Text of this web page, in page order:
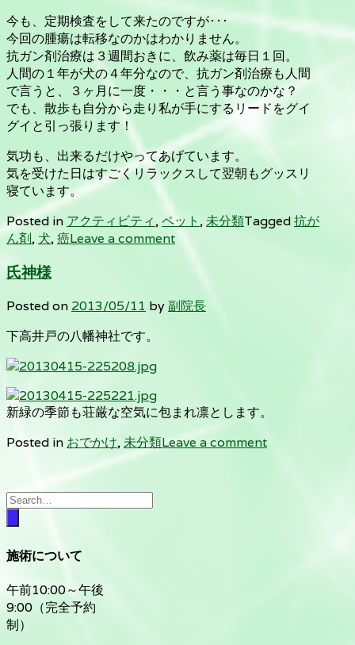
今も、定期検査をして来たのですが･･･
今回の腫瘍は転移なのかはわかりません。
抗ガン剤治療は３週間おきに、飲み薬は毎日１回。
人間の１年が犬の４年分なので、抗ガン剤治療も人間
で言うと、３ヶ月に一度・・・と言う事なのかな？
でも、散歩も自分から走り私が手にするリードをグイ
グイと引っ張ります！
気功も、出来るだけやってあげています。
気を受けた日はすごくリラックスして翌朝もグッスリ
寝ています。
Posted in アクティビティ,ペット,未分類Tagged抗が
ん剤, 犬,癌Leave a comment
氏神様
Posted on 2013/05/11 by副院長
下高井戸の八幡神社です。
新緑の季節も荘厳な空気に包まれ凛とします。
Posted in おでかけ,未分類Leave a comment
施術について
午前10:00～午後
9:00（完全予約
制）